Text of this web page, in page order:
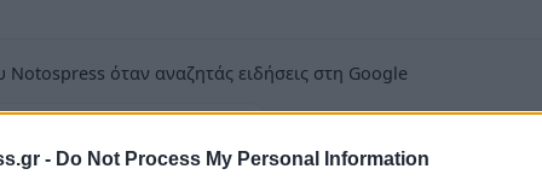
- Do Not Process My Personal Information
όταν αναζητάς ειδήσεις στη Google